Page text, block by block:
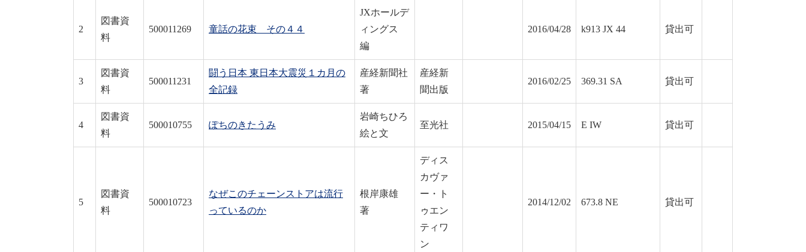
2
図書資
料
500011269 童話の花束 その４４
JXホールデ
ィングス
編
2016/04/28 k913 JX 44 貸出可
3
図書資
料
500011231
闘う日本 東日本大震災１カ月の
全記録
産経新聞社
著
産経新
聞出版
2016/02/25 369.31 SA 貸出可
4
図書資
料
500010755 ぽちのきたうみ
岩崎ちひろ
絵と文
至光社 2015/04/15 E IW 貸出可
5
図書資
料
500010723
なぜこのチェーンストアは流行
っているのか
根岸康雄
著
ディス
カヴァ
ー・ト
ゥエン
ティワ
ン
2014/12/02 673.8 NE 貸出可